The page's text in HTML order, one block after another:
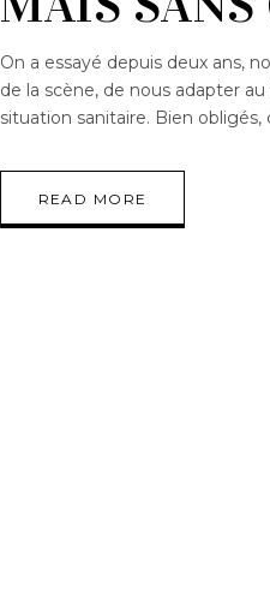
On a essayé depuis deux ans,
de la scène, de nous adapter
situation sanitaire. Bien obligés,
READ MORE